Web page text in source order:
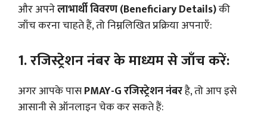
और अपनेलाभार्थी विवरण (Beneficiary Details)की
जाँच करना चाहते हैं, तो निम्नलिखित प्रक्रिया अपनाएँ:
1. रजिस्ट्रेशन नंबर के माध्यम से जाँच करें:
अगर आपके पासPMAY-G रजिस्ट्रेशन नंबरहै, तो आप इसे
आसानी से ऑनलाइन चेक कर सकते हैं: